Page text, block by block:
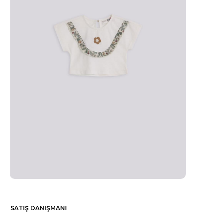
SATIŞ DANIŞMANI